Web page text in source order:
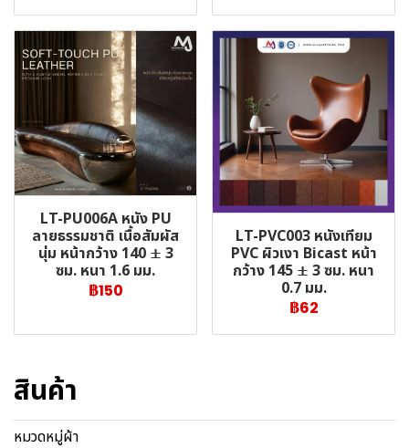
LT-PU006A หนัง PU
ลายธรรมชาติ เนื้อสัมผัส
นุ่ม หน้ากว้าง 140 ± 3
ซม. หนา 1.6 มม.
฿150
LT-PVC003 หนังเทียม
PVC ผิวเงา Bicast หน้า
กว้าง 145 ± 3 ซม. หนา
0.7 มม.
฿62
สินค้า
หมวดหมู่ผ้า